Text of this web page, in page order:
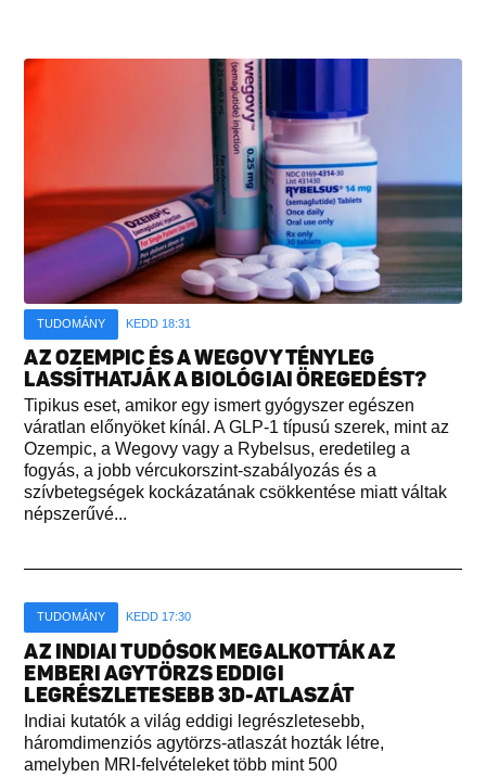
TUDOMÁNY KEDD 18:31
AZ OZEMPIC ÉS A WEGOVY TÉNYLEG
LASSÍTHATJÁK A BIOLÓGIAI ÖREGEDÉST?
Tipikus eset, amikor egy ismert gyógyszer egészen
váratlan előnyöket kínál. A GLP-1 típusú szerek, mint az
Ozempic, a Wegovy vagy a Rybelsus, eredetileg a
fogyás, a jobb vércukorszint-szabályozás és a
szívbetegségek kockázatának csökkentése miatt váltak
népszerűvé...
TUDOMÁNY KEDD 17:30
AZ INDIAI TUDÓSOK MEGALKOTTÁK AZ
EMBERI AGYTÖRZS EDDIGI
LEGRÉSZLETESEBB 3D-ATLASZÁT
Indiai kutatók a világ eddigi legrészletesebb,
háromdimenziós agytörzs-atlaszát hozták létre,
amelyben MRI-felvételeket több mint 500